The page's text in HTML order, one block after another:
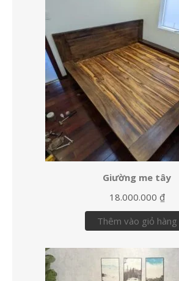
Giường me tây
18.000.000 ₫
Thêm vào giỏ hàng